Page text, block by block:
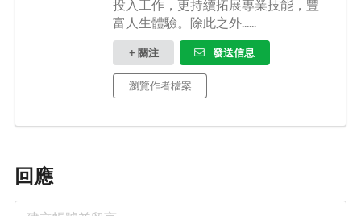
投入工作，更持續拓展專業技能，豐
富人生體驗。除此之外......
+ 關注 發送信息
瀏覽作者檔案
回應